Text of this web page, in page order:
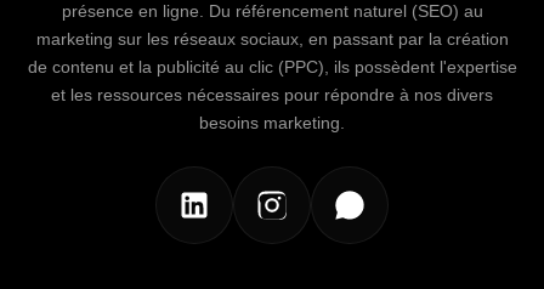
présence en ligne. Du référencement naturel (SEO) au
marketing sur les réseaux sociaux, en passant par la création
de contenu et la publicité au clic (PPC), ils possèdent l'expertise
et les ressources nécessaires pour répondre à nos divers
besoins marketing.